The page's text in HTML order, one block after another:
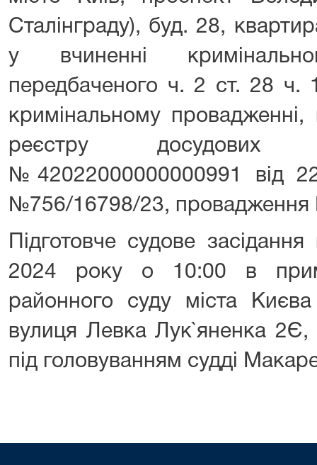
Сталінграду), буд. 28,
у вчиненні
передбаченого ч. 2 ст. 28 ч.
кримінальному
реєстру досудових
№42022000000000991 від
№756/16798/23,
Підготовче судове
2024 року о 10:00 в
районного суду міста
вулиця Левка Лук`яненка 2Є,
під головуванням судді